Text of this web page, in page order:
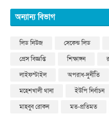
অন্যান্য বিভাগ
লিড নিউজ সেকেন্ড লিড
প্রেস বিজ্ঞপ্তি
শিক্ষাঙ্গন
লাইফস্টাইল
অপরাধ-দুর্নীতি
মহেশখালী থানা
ইউপি নির্বাচন
মাহবুব রোকন
মত-প্রতিমত